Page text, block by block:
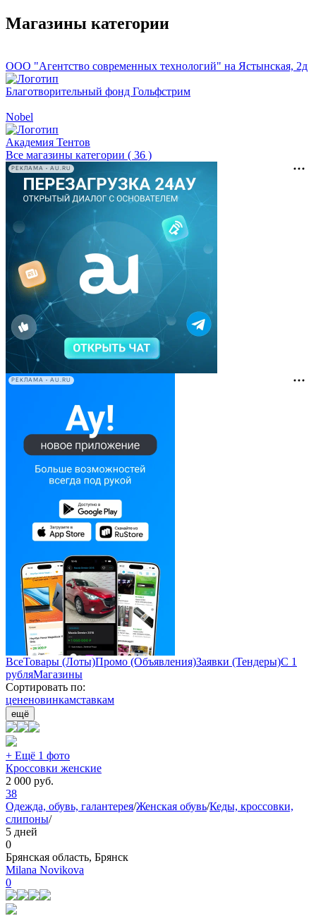
Магазины категории
ООО "Агентство современных технологий" на Ястынская, 2д
Благотворительный фонд Гольфстрим
Nobel
Академия Тентов
Все магазины категории ( 36 )
РЕКЛАМА • AU.RU
РЕКЛАМА • AU.RU
ВсеТовары (Лоты)Промо (Объявления)Заявки (Тендеры)С 1
рубляМагазины
Сортировать по:
цененовинкамставкам
ещё
+ Ещё 1 фото
Кроссовки женские
2 000 руб.
38
Одежда, обувь, галантерея/Женская обувь/Кеды, кроссовки,
слипоны/
5 дней
0
Брянская область, Брянск
Milana Novikova
0